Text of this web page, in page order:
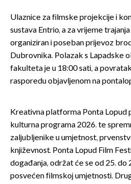
Ulaznice za filmske projekcije i
sustava Entrio, a za vrijeme
organiziran i poseban prijevoz
Dubrovnika. Polazak s Lapadske
fakulteta je u 18:00 sati, a
rasporedu objavljenom na
Kreativna platforma Ponta Lopud
kulturna programa 2026. te
zaljubljenike u umjetnost,
književnost. Ponta Lopud Film
događanja, održat će se od 25. do
posvećen filmskoj umjetnosti.